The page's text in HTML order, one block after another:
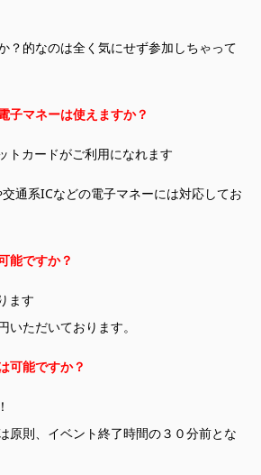
？的なのは全く気にせず参加しちゃって
子マネーは使えますか？
トカードがご利用になれます
通系ICなどの電子マネーには対応してお
能ですか？
ます
いただいております。
可能ですか？
原則、イベント終了時間の３０分前とな